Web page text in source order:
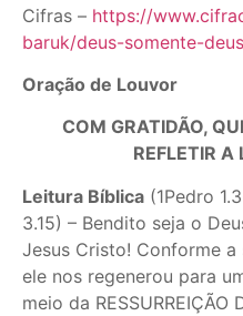
Cifras – https://
baruk/deus-somente-
Oração de Louvor
COM GRATIDÃO,
REFLETIR A
Leitura Bíblica (1Pedro
3.15) – Bendito seja o
Jesus Cristo! Conforme
ele nos regenerou para
meio da RESSURREIÇÃO